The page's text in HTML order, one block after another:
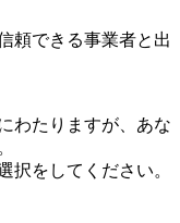
頼できる事業者と出
わたりますが、あな
択をしてください。